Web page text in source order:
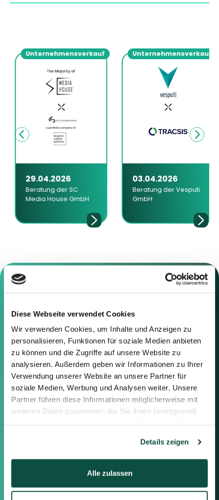
Diese Webseite verwendet Cookies
Wir verwenden Cookies, um Inhalte und Anzeigen zu
personalisieren, Funktionen für soziale Medien anbieten
zu können und die Zugriffe auf unsere Website zu
analysieren. Außerdem geben wir Informationen zu Ihrer
Verwendung unserer Website an unsere Partner für
soziale Medien, Werbung und Analysen weiter. Unsere
Partner führen diese Informationen möglicherweise mit
weiteren Daten zusammen, die Sie ihnen bereitgestellt
Details zeigen
Alle zulassen
Unternehmensverkauf
29.04.2026
Beratung der SC
Media House GmbH
Unternehmensverkauf
03.04.2026
Beratung der Vesputi
GmbH
Kontaktieren Sie uns
Sie können sich gerne mit uns in
Verbindung setzen, indem Sie die
nachstehenden Informationen
oder das Formular auf der rechten
Seite verwenden.
Berlin
Mommsenstraße 11